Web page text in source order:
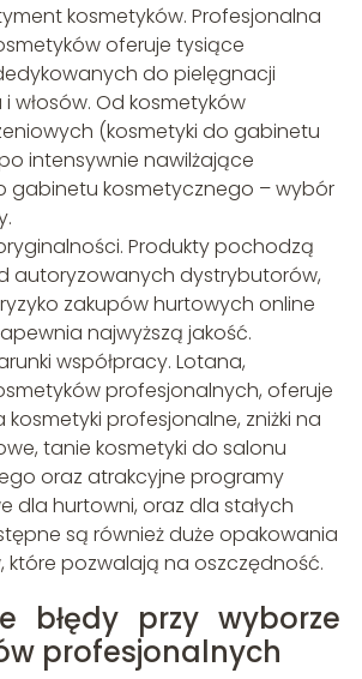
kosmetyków. Profesjonalna
oferuje tysiące
do pielęgnacji
i włosów. Od kosmetyków
(kosmetyki do gabinetu
intensywnie nawilżające
gabinetu kosmetycznego – wybór
Produkty pochodzą
autoryzowanych dystrybutorów,
zakupów hurtowych online
najwyższą jakość.
współpracy. Lotana,
profesjonalnych, oferuje
profesjonalne, zniżki na
tanie kosmetyki do salonu
oraz atrakcyjne programy
dla hurtowni, oraz dla stałych
są również duże opakowania
które pozwalają na oszczędność.
błędy przy wyborze
profesjonalnych